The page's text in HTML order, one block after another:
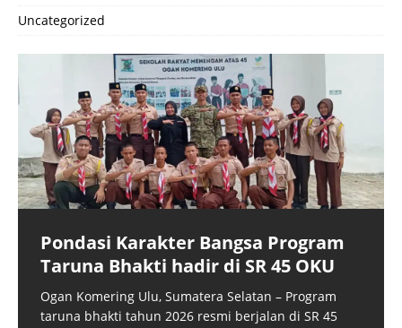
Uncategorized
Pondasi Karakter Bangsa Program
Taruna Bhakti hadir di SR 45 OKU
Ogan Komering Ulu, Sumatera Selatan – Program
taruna bhakti tahun 2026 resmi berjalan di SR 45